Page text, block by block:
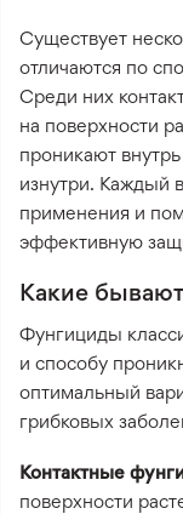
Существует
отличаются по
Среди них
на поверхности
проникают
изнутри. Каждый
применения и
эффективную
Какие
Фунгициды
и способу
оптимальный
грибковых
Контактные
поверхности